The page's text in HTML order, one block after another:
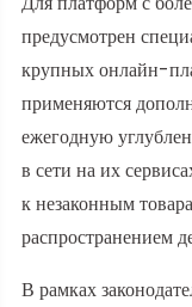
предусмотрен
крупных онлайн-
применяются
ежегодную
в сети на их
к незаконным
распространением
В рамках